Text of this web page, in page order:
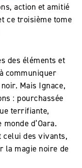
action et amitié
ce troisième tome
des éléments et
communiquer
Mais Ignace,
: pourchassée
terrifiante,
d’Oara.
celui des vivants,
la magie noire de